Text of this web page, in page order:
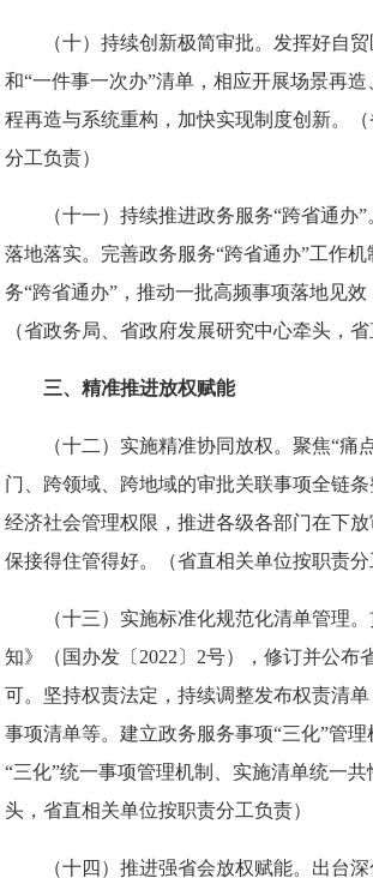
（十）持续创新极简审批。发挥好自贸
和“一件事一次办”清单，相应开展场景再
程再造与系统重构，加快实现制度创新。
分工负责）
（十一）持续推进政务服务“跨省通办”
落地落实。完善政务服务“跨省通办”工作
务“跨省通办”，推动一批高频事项落地见
（省政务局、省政府发展研究中心牵头，
三、精准推进放权赋能
（十二）实施精准协同放权。聚焦“痛点
门、跨领域、跨地域的审批关联事项全链
经济社会管理权限，推进各级各部门在下
保接得住管得好。（省直相关单位按职责分
（十三）实施标准化规范化清单管理。
知》（国办发〔2022〕2号），修订并公
可。坚持权责法定，持续调整发布权责清
事项清单等。建立政务服务事项“三化”管
“三化”统一事项管理机制、实施清单统一
头，省直相关单位按职责分工负责）
（十四）推进强省会放权赋能。出台深